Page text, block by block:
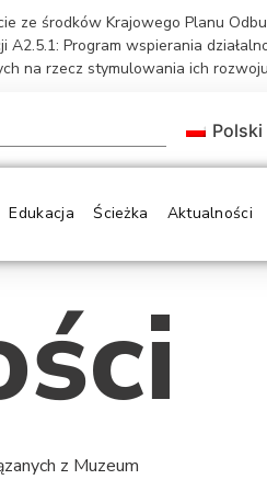
ze środków Krajowego Planu
A2.5.1: Program wspierania
na rzecz stymulowania ich
Polski
Edukacja Ścieżka Aktualności
z Muzeum